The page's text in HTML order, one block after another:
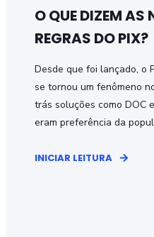
O QUE DIZEM AS
REGRAS DO PIX?
Desde que foi lançado, o
se tornou um fenômeno
trás soluções como DOC
eram preferência da
INICIAR LEITURA